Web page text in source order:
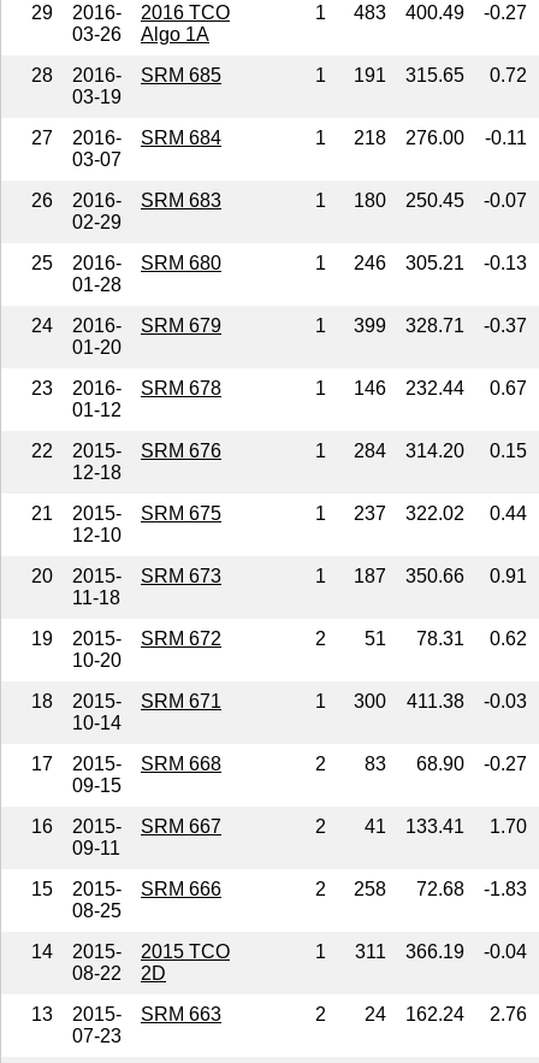
29
2016-
03-26
2016 TCO
Algo 1A
1 483 400.49 -0.27
28
2016-
03-19
SRM 685 1 191 315.65 0.72
27
2016-
03-07
SRM 684 1 218 276.00 -0.11
26
2016-
02-29
SRM 683 1 180 250.45 -0.07
25
2016-
01-28
SRM 680 1 246 305.21 -0.13
24
2016-
01-20
SRM 679 1 399 328.71 -0.37
23
2016-
01-12
SRM 678 1 146 232.44 0.67
22
2015-
12-18
SRM 676 1 284 314.20 0.15
21
2015-
12-10
SRM 675 1 237 322.02 0.44
20
2015-
11-18
SRM 673 1 187 350.66 0.91
19
2015-
10-20
SRM 672 2 51 78.31 0.62
18
2015-
10-14
SRM 671 1 300 411.38 -0.03
17
2015-
09-15
SRM 668 2 83 68.90 -0.27
16
2015-
09-11
SRM 667 2 41 133.41 1.70
15
2015-
08-25
SRM 666 2 258 72.68 -1.83
14
2015-
08-22
2015 TCO
2D
1 311 366.19 -0.04
13
2015-
07-23
SRM 663 2 24 162.24 2.76